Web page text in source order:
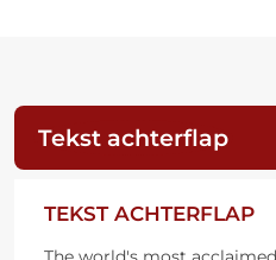
Tekst achterflap
TEKST ACHTERFLAP